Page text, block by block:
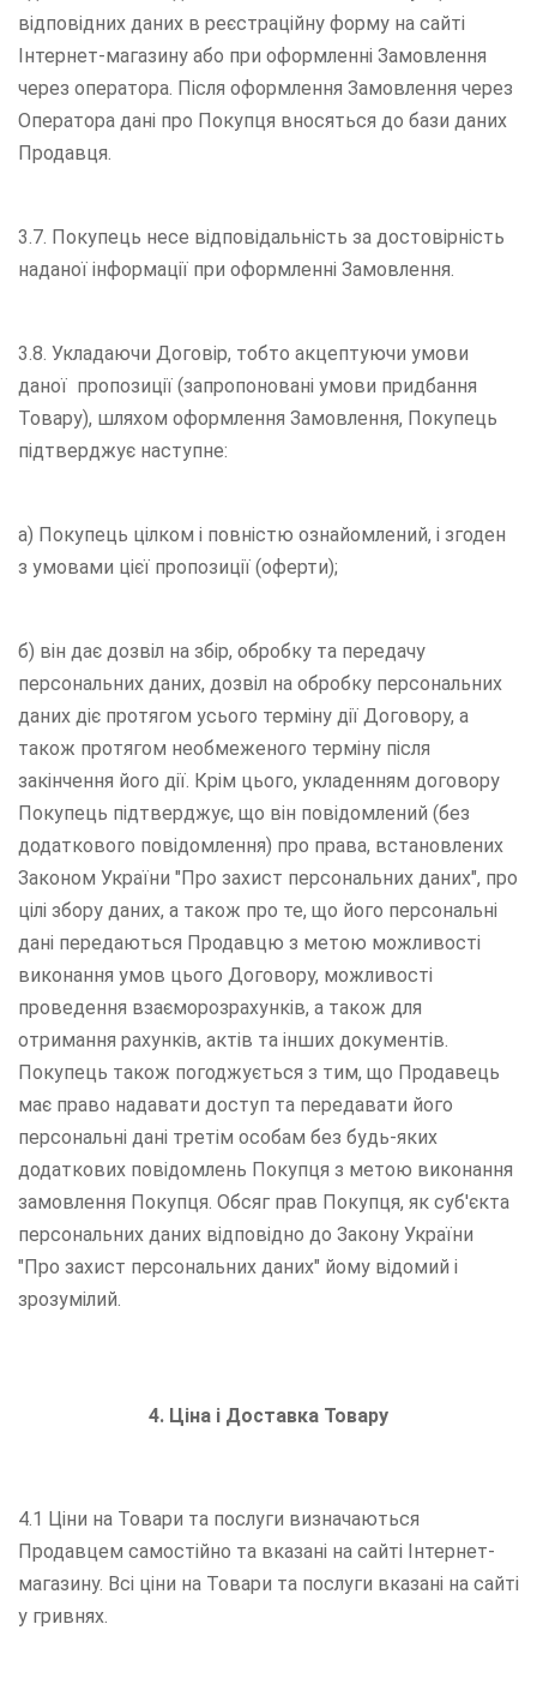
відповідних даних в реєстраційну форму на сайті
Інтернет-магазину або при оформленні Замовлення
через оператора. Після оформлення Замовлення через
Оператора дані про Покупця вносяться до бази даних
Продавця.
3.7. Покупець несе відповідальність за достовірність
наданої інформації при оформленні Замовлення.
3.8. Укладаючи Договір, тобто акцептуючи умови
даної пропозиції (запропоновані умови придбання
Товару), шляхом оформлення Замовлення, Покупець
підтверджує наступне:
а) Покупець цілком і повністю ознайомлений, і згоден
з умовами цієї пропозиції (оферти);
б) він дає дозвіл на збір, обробку та передачу
персональних даних, дозвіл на обробку персональних
даних діє протягом усього терміну дії Договору, а
також протягом необмеженого терміну після
закінчення його дії. Крім цього, укладенням договору
Покупець підтверджує, що він повідомлений (без
додаткового повідомлення) про права, встановлених
Законом України "Про захист персональних даних", про
цілі збору даних, а також про те, що його персональні
дані передаються Продавцю з метою можливості
виконання умов цього Договору, можливості
проведення взаєморозрахунків, а також для
отримання рахунків, актів та інших документів.
Покупець також погоджується з тим, що Продавець
має право надавати доступ та передавати його
персональні дані третім особам без будь-яких
додаткових повідомлень Покупця з метою виконання
замовлення Покупця. Обсяг прав Покупця, як суб'єкта
персональних даних відповідно до Закону України
"Про захист персональних даних" йому відомий і
зрозумілий.
4. Ціна і Доставка Товару
4.1 Ціни на Товари та послуги визначаються
Продавцем самостійно та вказані на сайті Інтернет-
магазину. Всі ціни на Товари та послуги вказані на сайті
у гривнях.